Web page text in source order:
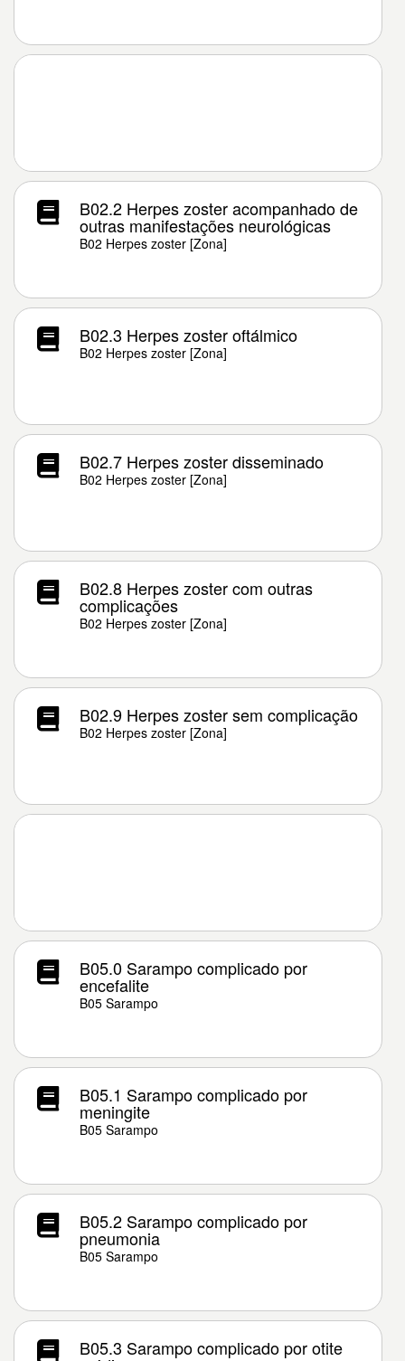
B02.2 Herpes zoster acompanhado de
outras manifestações neurológicas
B02 Herpes zoster [Zona]
B02.3 Herpes zoster oftálmico
B02 Herpes zoster [Zona]
B02.7 Herpes zoster disseminado
B02 Herpes zoster [Zona]
B02.8 Herpes zoster com outras
complicações
B02 Herpes zoster [Zona]
B02.9 Herpes zoster sem complicação
B02 Herpes zoster [Zona]
B05.0 Sarampo complicado por
encefalite
B05 Sarampo
B05.1 Sarampo complicado por
meningite
B05 Sarampo
B05.2 Sarampo complicado por
pneumonia
B05 Sarampo
B05.3 Sarampo complicado por otite